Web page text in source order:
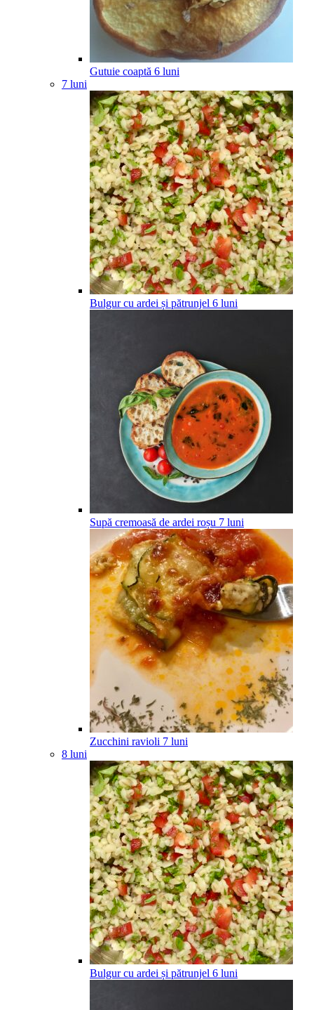
Gutuie coaptă 6 luni
7 luni
Bulgur cu ardei și pătrunjel 6 luni
Supă cremoasă de ardei roșu 7 luni
Zucchini ravioli 7 luni
8 luni
Bulgur cu ardei și pătrunjel 6 luni